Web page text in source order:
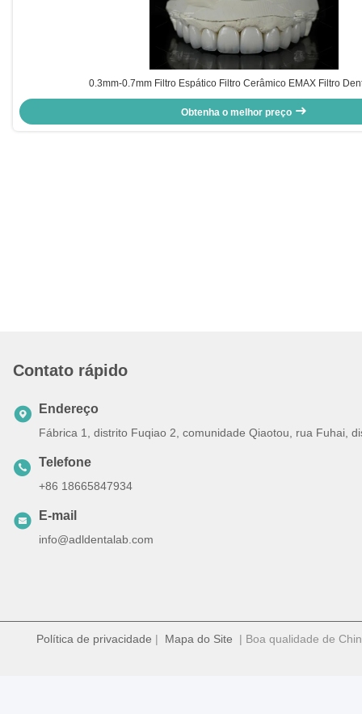
0.3mm-0.7mm Filtro Espático Filtro Cerâmico EMAX Filtro
Obtenha o melhor preço
Contato rápido
Endereço
Fábrica 1, distrito Fuqiao 2, comunidade Qiaotou, rua Fuhai,
Telefone
+86 18665847934
E-mail
info@adldentalab.com
Política de privacidade | Mapa do Site | Boa qualidade de